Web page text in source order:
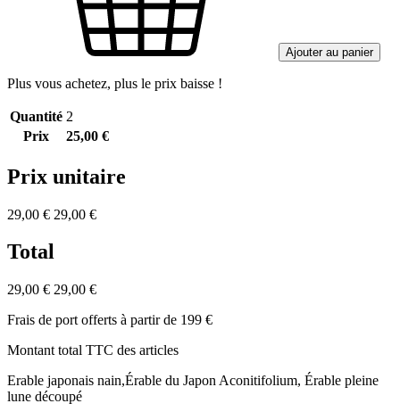
Ajouter au panier
Plus vous achetez, plus le prix baisse !
Quantité 2
Prix
25,00 €
Prix unitaire
29,00 € 29,00 €
Total
29,00 € 29,00 €
Frais de port offerts à partir de 199 €
Montant total TTC des articles
Erable japonais nain,Érable du Japon Aconitifolium, Érable pleine
lune découpé